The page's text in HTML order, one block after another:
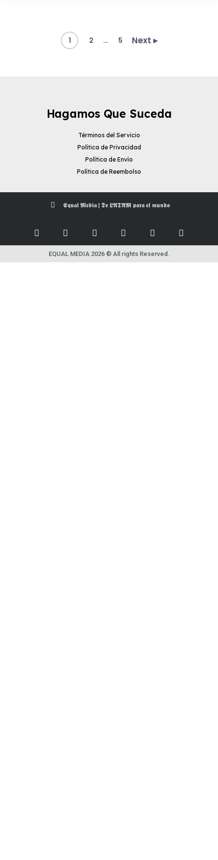
1 2 … 5 Next ▸
Hagamos Que Suceda
Términos del Servicio
Política de Privacidad
Política de Envío
Política de Reembolso
𝕰𝖖𝖚𝖆𝖑 𝕸𝖊𝖉𝖎𝖆 | 𝕯𝖊 𝕷𝕬𝕿𝕬𝕸 𝖕𝖆𝖗𝖆 𝖊𝖑 𝖒𝖚𝖓𝖉𝖔
EQUAL MEDIA 2026 © All rights Reserved.